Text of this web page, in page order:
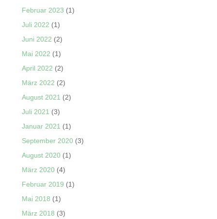
Februar 2023 (1)
Juli 2022 (1)
Juni 2022 (2)
Mai 2022 (1)
April 2022 (2)
März 2022 (2)
August 2021 (2)
Juli 2021 (3)
Januar 2021 (1)
September 2020(3)
August 2020(1)
März 2020(4)
Februar 2019 (1)
Mai 2018 (1)
März 2018 (3)